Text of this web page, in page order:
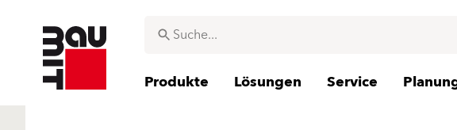
Produkte Lösungen Service